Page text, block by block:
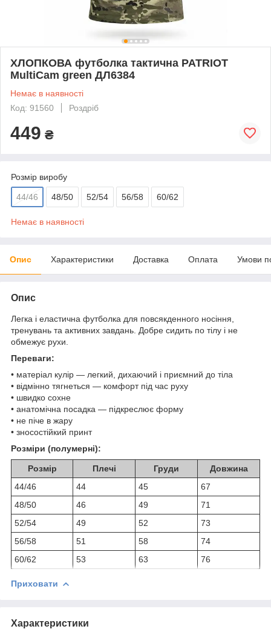
ХЛОПКОВА футболка тактична PATRIOT
MultiCam green ДЛ6384
Немає в наявності
Код: 91560
Роздріб
449 ₴
Розмір виробу
44/46 48/50 52/54 56/58 60/62
Немає в наявності
Опис Характеристики Доставка Оплата Умови
Опис
Легка і еластична футболка для повсякденного носіння,
тренувань та активних завдань. Добре сидить по тілу і не
обмежує рухи.
Переваги:
• матеріал кулір — легкий, дихаючий і приємний до тіла
• відмінно тягнеться — комфорт під час руху
• швидко сохне
• анатомічна посадка — підкреслює форму
• не піче в жару
• зносостійкий принт
Розміри (полумерні):
Розмір Плечі Груди
Довжина
44/46
44 45
67
48/50
46 49
71
52/54
49 52
73
56/58
51 58
74
60/62
53 63 76
Приховати
Характеристики